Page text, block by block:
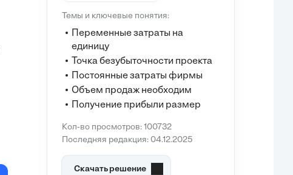
Темы и ключевые понятия:
Переменные затраты на
единицу
Точка безубыточности проекта
Постоянные затраты фирмы
Объем продаж необходим
Получение прибыли размер
Кол-во просмотров: 100732
Последняя редакция: 04.12.2025
Скачать решение